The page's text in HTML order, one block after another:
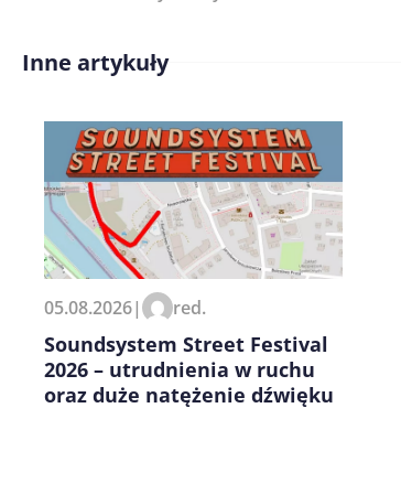
Zapamiętaj moje
Inne artykuły
05.08.2026| red.
Soundsystem Street Festival
2026 – utrudnienia w ruchu
oraz duże natężenie dźwięku